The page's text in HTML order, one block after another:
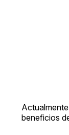
beneficios